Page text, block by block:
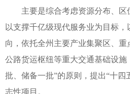
主要是综合考虑资源分布、区
以支撑千亿级现代服务业为目标
向，依托全州主要产业集聚区、重
公路货运枢纽等重大交通基础设施
批、储备一批”的原则，提出“十四
志性项目。